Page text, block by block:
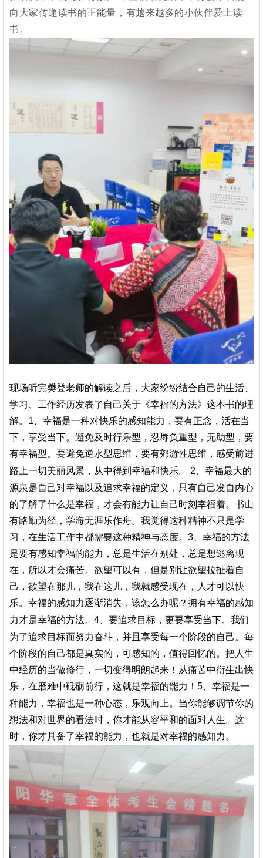
向大家传递读书的正能量，有越来越多的小伙伴爱上读
书。
现场听完樊登老师的解读之后，大家纷纷结合自己的生活、
学习、工作经历发表了自己关于《幸福的方法》这本书的理
解。 1、 幸福是一种对快乐的感知能力，要有正念，活在当
下，享受当下。 避免及时行乐型，忍辱负重型，无助型，要
有幸福型。 要避免逆水型思维，要有郊游性思维，感受前进
路上一切美丽风景，从中得到幸福和快乐。
2、 幸福最大的
源泉是自己对幸福以及追求幸福的定义，只有自己发自内心
的了解了什么是幸福，才会有能力让自己时刻幸福着。 书山
有路勤为径，学海无涯乐作舟。 我觉得这种精神不只是学
习，在生活工作中都需要这种精神与态度。 3、 幸福的方法
是要有感知幸福的能力，总是生活在别处，总是想逃离现
在，所以才会痛苦。 欲望可以有，但是别让欲望拉扯着自
己，欲望在那儿，我在这儿，我就感受现在，人才可以快
乐。 幸福的感知力逐渐消失，该怎么办呢？拥有幸福的感知
力才是幸福的方法。 4、 要追求目标，更要享受当下。 我们
为了追求目标而努力奋斗，并且享受每一个阶段的自己。 每
个阶段的自己都是真实的，可感知的，值得回忆的。把人生
中经历的当做修行，一切变得明朗起来！从痛苦中衍生出快
乐，在磨难中砥砺前行，这就是幸福的能力！ 5、 幸福是一
种能力，幸福也是一种心态，乐观向上 。 当你能够调节你的
想法和对世界的看法时，你才能从容平和的面对人生。 这
时，你才具备了幸福的能力，也就是对幸福的感知力。